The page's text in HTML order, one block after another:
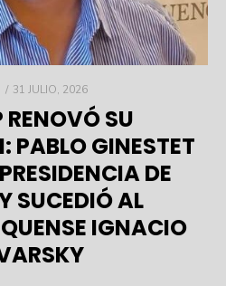
POSTED
31 JULIO, 2026
SU
PABLO GINESTET
DE
SUCEDIÓ AL
IGNACIO